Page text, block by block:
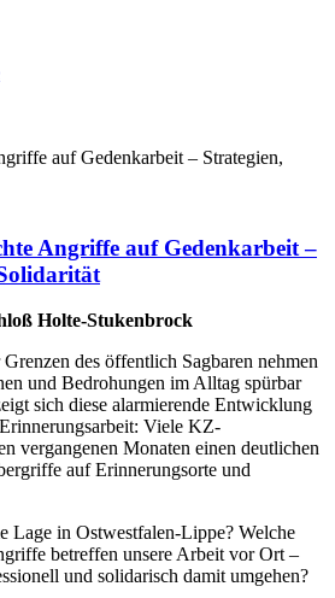
auf Gedenkarbeit – Strategien,
Angriffe auf Gedenkarbeit –
Holte-Stukenbrock
des öffentlich Sagbaren nehmen
und Bedrohungen im Alltag spürbar
sich diese alarmierende Entwicklung
Viele KZ-
vergangenen Monaten einen deutlichen
auf Erinnerungsorte und
Lage in Ostwestfalen-Lippe? Welche
betreffen unsere Arbeit vor Ort –
und solidarisch damit umgehen?